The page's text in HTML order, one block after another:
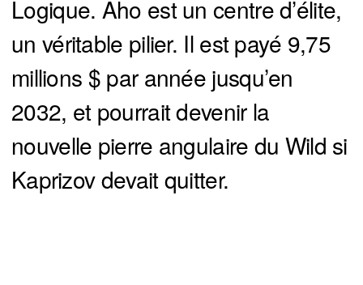
Logique. Aho est un centre d’élite,
un véritable pilier. Il est payé 9,75
millions $ par année jusqu’en
2032, et pourrait devenir la
nouvelle pierre angulaire du Wild si
Kaprizov devait quitter.